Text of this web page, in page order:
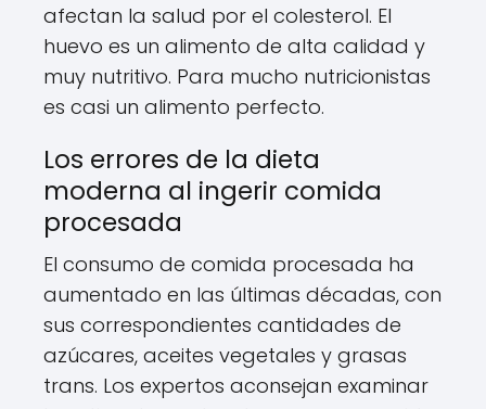
afectan la salud por el colesterol. El
huevo es un alimento de alta calidad y
muy nutritivo. Para mucho nutricionistas
es casi un alimento perfecto.
Los errores de la dieta
moderna al ingerir comida
procesada
El consumo de comida procesada ha
aumentado en las últimas décadas, con
sus correspondientes cantidades de
azúcares, aceites vegetales y grasas
trans. Los expertos aconsejan examinar